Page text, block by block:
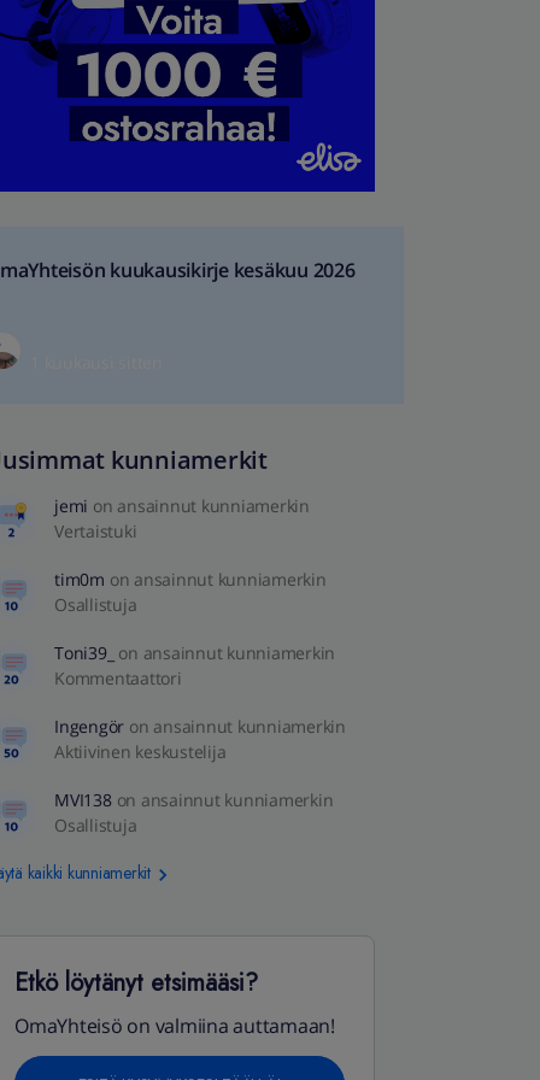
kuukausikirje kesäkuu 2026
kunniamerkit
jemi on ansainnut kunniamerkin
Vertaistuki
tim0m on ansainnut kunniamerkin
Osallistuja
Toni39_ on ansainnut kunniamerkin
Kommentaattori
Ingengör on ansainnut kunniamerkin
Aktiivinen keskustelija
MVI138 on ansainnut kunniamerkin
Osallistuja
kaikki kunniamerkit
Etkö löytänyt etsimääsi?
OmaYhteisö on valmiina auttamaan!